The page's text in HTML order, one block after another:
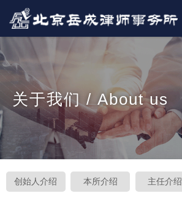
关于我们 / About us
创始人介绍 本所介绍 主任介绍